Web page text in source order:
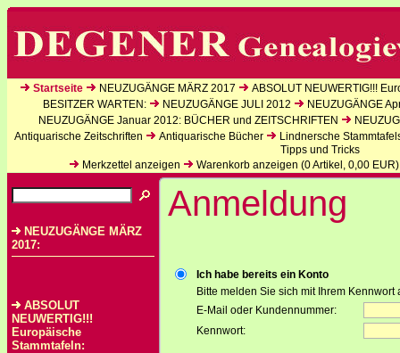
Startseite NEUZUGÄNGE MÄRZ 2017
ABSOLUT NEUWERTIG!!!
BESITZER WARTEN:
NEUZUGÄNGE JULI 2012
NEUZUGÄNGE
NEUZUGÄNGE Januar 2012: BÜCHER und ZEITSCHRIFTEN
Antiquarische Zeitschriften
Antiquarische Bücher
Lindnersche
Tipps und Tricks
Merkzettel anzeigen
Warenkorb anzeigen (0Artikel, 0,00 EUR)
NEUZUGÄNGE MÄRZ
2017:
ABSOLUT
NEUWERTIG!!!
Europäische
Stammtafeln:
Anmeldung
Ich habe bereits ein Konto
Bitte melden Sie sich mit Ihrem Kennwort
E-Mail oder Kundennummer:
Kennwort: